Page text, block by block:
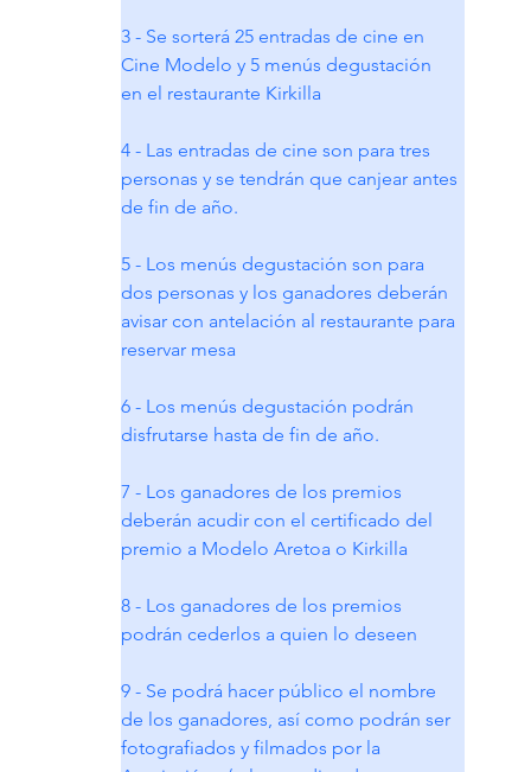
3 - Se sorterá 25 entradas de cine en
Cine Modelo y 5 menús degustación
en el restaurante Kirkilla
4 - Las entradas de cine son para tres
personas y se tendrán que canjear antes
de fin de año.
5 - Los menús degustación son para
dos personas y los ganadores deberán
avisar con antelación al restaurante para
reservar mesa
6 - Los menús degustación podrán
disfrutarse hasta de fin de año.
7 - Los ganadores de los premios
deberán acudir con el certificado del
premio a Modelo Aretoa o Kirkilla
8 - Los ganadores de los premios
podrán cederlos a quien lo deseen
9 - Se podrá hacer público el nombre
de los ganadores, así como podrán ser
fotografiados y filmados por la